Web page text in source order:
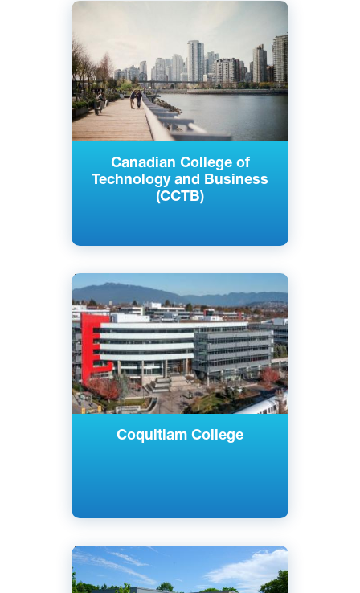
Canadian College of
Technology and Business
(CCTB)
Английский
Частный
Coquitlam College
Английский
Ванкувер, Сарри, Канада
Частный
Английский
Норт-Бей, Канада
Государственный